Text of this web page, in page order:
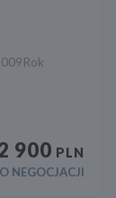
900 PLN
NEGOCJACJI